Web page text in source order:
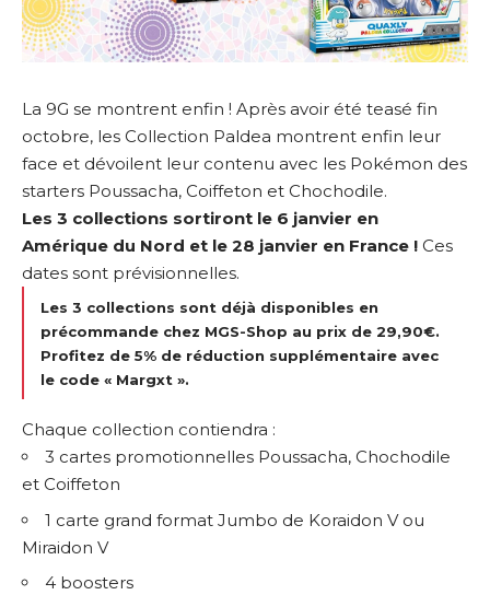
La 9G se montrent enfin ! Après avoir été teasé fin
octobre, les Collection Paldea montrent enfin leur
face et dévoilent leur contenu avec les Pokémon des
starters Poussacha, Coiffeton et Chochodile.
Les 3 collections sortiront le 6 janvier en
Amérique du Nord et le 28 janvier en France ! Ces
dates sont prévisionnelles.
Les 3 collections sont déjà disponibles en
précommande chez MGS-Shop au prix de 29,90€.
Profitez de 5% de réduction supplémentaire avec
le code « Margxt ».
Chaque collection contiendra :
3 cartes promotionnelles Poussacha, Chochodile
et Coiffeton
1 carte grand format Jumbo de Koraidon V ou
Miraidon V
4 boosters